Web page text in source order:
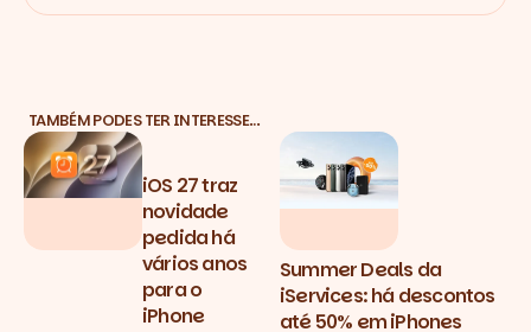
TAMBÉM PODES TER INTERESSE…
iOS 27 traz
novidade
pedida há
vários anos
para o
iPhone
Summer Deals da
iServices: há descontos
até 50% em iPhones